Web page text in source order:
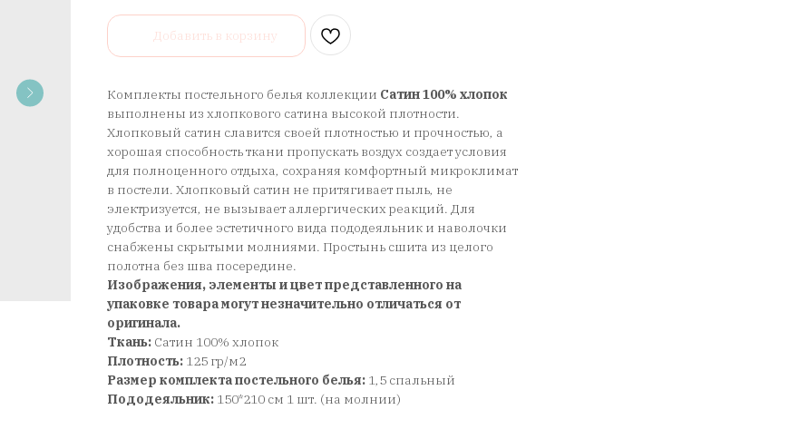
Добавить в корзину
Комплекты постельного белья коллекции Сатин 100% хлопок
выполнены из хлопкового сатина высокой плотности.
Хлопковый сатин славится своей плотностью и прочностью, а
хорошая способность ткани пропускать воздух создает условия
для полноценного отдыха, сохраняя комфортный микроклимат
в постели. Хлопковый сатин не притягивает пыль, не
электризуется, не вызывает аллергических реакций. Для
удобства и более эстетичного вида пододеяльник и наволочки
снабжены скрытыми молниями. Простынь сшита из целого
полотна без шва посередине.
Изображения, элементы и цвет представленного на
упаковке товара могут незначительно отличаться от
оригинала.
Ткань: Сатин 100% хлопок
Плотность: 125 гр/м2
Размер комплекта постельного белья: 1,5 спальный
Пододеяльник: 150*210 см 1 шт. (на молнии)